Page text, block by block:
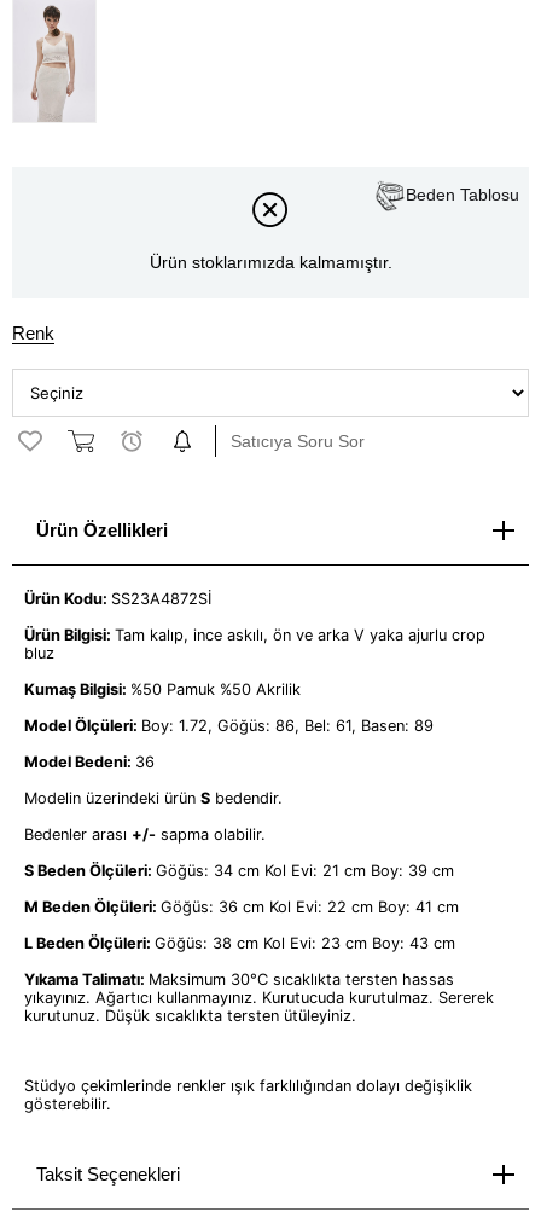
Ürün stoklarımızda kalmamıştır.
Beden Tablosu
Renk
Satıcıya Soru Sor
Ürün Özellikleri
Ürün Kodu: SS23A4872Sİ
Ürün Bilgisi: Tam kalıp, ince askılı, ön ve arka V yaka ajurlu crop
bluz
Kumaş Bilgisi: %50 Pamuk %50 Akrilik
Model Ölçüleri: Boy: 1.72, Göğüs: 86, Bel: 61, Basen: 89
Model Bedeni: 36
Modelin üzerindeki ürün S bedendir.
Bedenler arası +/- sapma olabilir.
S Beden Ölçüleri: Göğüs: 34 cm Kol Evi: 21 cm Boy: 39 cm
M Beden Ölçüleri: Göğüs: 36 cm Kol Evi: 22 cm Boy: 41 cm
L Beden Ölçüleri: Göğüs: 38 cm Kol Evi: 23 cm Boy: 43 cm
Yıkama Talimatı: Maksimum 30°C sıcaklıkta tersten hassas
yıkayınız. Ağartıcı kullanmayınız. Kurutucuda kurutulmaz. Sererek
kurutunuz. Düşük sıcaklıkta tersten ütüleyiniz.
Stüdyo çekimlerinde renkler ışık farklılığından dolayı değişiklik
gösterebilir.
Taksit Seçenekleri